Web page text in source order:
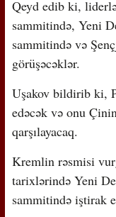
Qeyd edib ki,
sammitində, Yeni
sammitində və
görüşəcəklər.
Uşakov bildirib ki,
edəcək və onu
qarşılayacaq.
Kremlin rəsmisi
tarixlərində Yeni
sammitində iştirak